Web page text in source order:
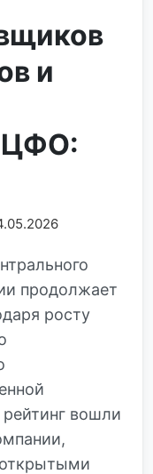
и
ЦФО:
продолжает
росту
вошли